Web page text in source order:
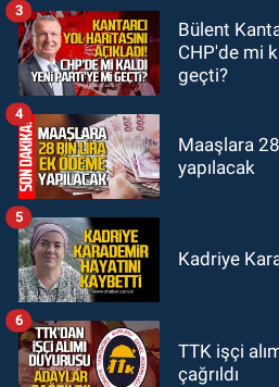
GÜNDEM
20:56Otomobilin çarptığı yaşlı
adam
Bülent
CHP'de mi
geçti?
3
Maaşlara
yapılacak
4
Kadriye
5
TTK işçi
çağrıldı
6